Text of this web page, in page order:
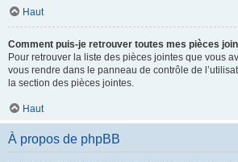
Haut
Comment puis-je retrouver toutes mes pièces
Pour retrouver la liste des pièces jointes que vous
vous rendre dans le panneau de contrôle de
la section des pièces jointes.
Haut
À propos de phpBB